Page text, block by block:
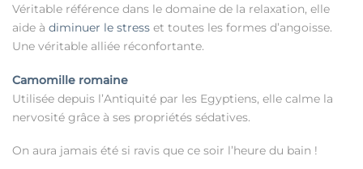
Véritable référence dans le domaine de la relaxation, elle
aide à diminuer le stress et toutes les formes d’angoisse.
Une véritable alliée réconfortante.
Camomille romaine
Utilisée depuis l’Antiquité par les Egyptiens, elle calme la
nervosité grâce à ses propriétés sédatives.
On aura jamais été si ravis que ce soir l’heure du bain !